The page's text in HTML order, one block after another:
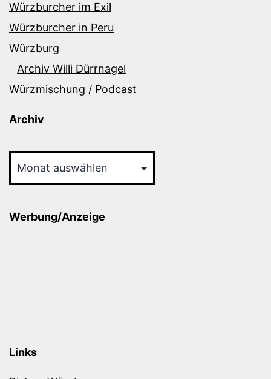
Würzburcher im Exil
Würzburcher in Peru
Würzburg
Archiv Willi Dürrnagel
Würzmischung / Podcast
Archiv
Werbung/Anzeige
Links